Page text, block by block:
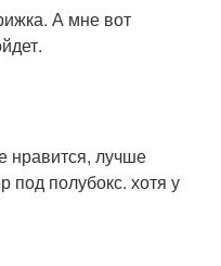
А мне вот
нравится, лучше
под полубокс. хотя у